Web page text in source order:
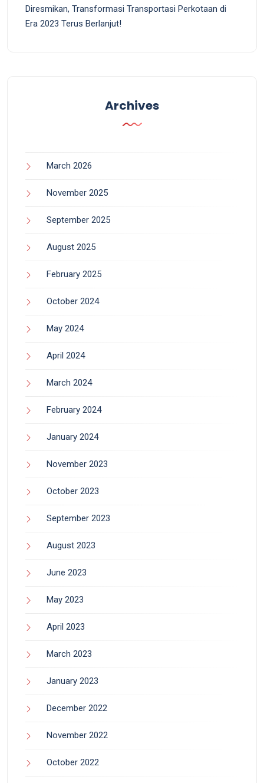
Diresmikan, Transformasi Transportasi Perkotaan di
Era 2023 Terus Berlanjut!
Archives
March 2026
November 2025
September 2025
August 2025
February 2025
October 2024
May 2024
April 2024
March 2024
February 2024
January 2024
November 2023
October 2023
September 2023
August 2023
June 2023
May 2023
April 2023
March 2023
January 2023
December 2022
November 2022
October 2022